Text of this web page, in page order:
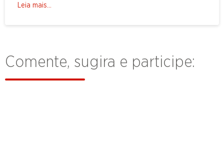
Leia mais...
Comente, sugira e participe: